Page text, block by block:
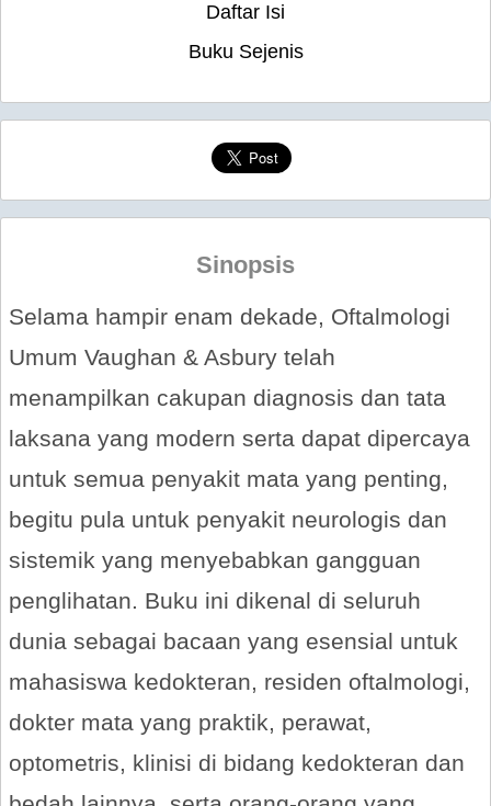
Daftar Isi
Buku Sejenis
Sinopsis
Selama hampir enam dekade, Oftalmologi
Umum Vaughan & Asbury telah
menampilkan cakupan diagnosis dan tata
laksana yang modern serta dapat dipercaya
untuk semua penyakit mata yang penting,
begitu pula untuk penyakit neurologis dan
sistemik yang menyebabkan gangguan
penglihatan. Buku ini dikenal di seluruh
dunia sebagai bacaan yang esensial untuk
mahasiswa kedokteran, residen oftalmologi,
dokter mata yang praktik, perawat,
optometris, klinisi di bidang kedokteran dan